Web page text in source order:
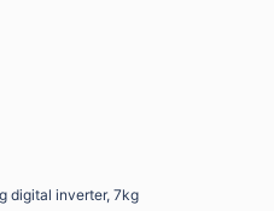
digital inverter, 7kg